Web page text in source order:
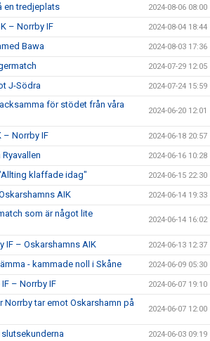
en tredjeplats 2024-08-06 08:00
– Norrby IF 2024-08-04 18:44
Bawa 2024-08-03 17:36
2024-07-29 12:05
J-Södra 2024-07-24 15:59
för stödet från våra
2024-06-20 12:01
– Norrby IF 2024-06-18 20:57
2024-06-16 10:28
klaffade idag" 2024-06-15 22:30
AIK 2024-06-14 19:33
som är något lite
2024-06-14 16:02
IF – Oskarshamns AIK 2024-06-13 12:37
- kammade noll i Skåne 2024-06-09 05:30
– Norrby IF 2024-06-07 19:10
Norrby tar emot Oskarshamn på
2024-06-07 12:00
2024-06-03 09:19